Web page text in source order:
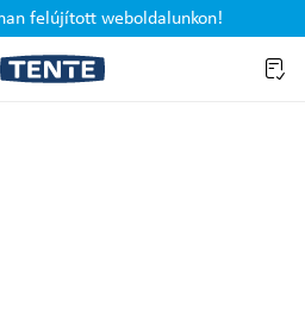
felújított weboldalunkon!